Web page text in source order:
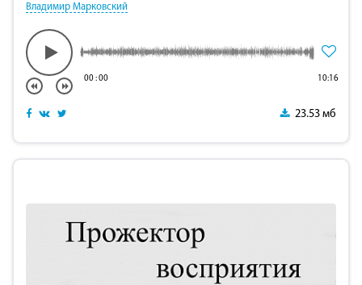
Владимир Марковский
00:00 10:16
23.53 мб